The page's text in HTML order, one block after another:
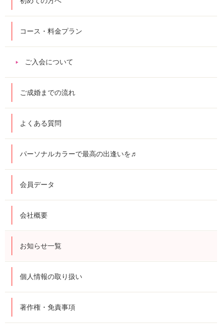
コース・料金プラン
ご入会について
ご成婚までの流れ
よくある質問
パーソナルカラーで最高の出逢いを♬
会員データ
会社概要
お知らせ一覧
個人情報の取り扱い
著作権・免責事項